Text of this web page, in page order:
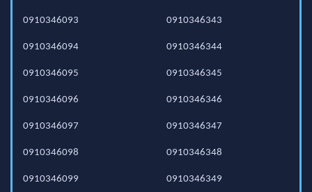
0910346093
0910346094
0910346095
0910346096
0910346097
0910346098
0910346099
0910346343
0910346344
0910346345
0910346346
0910346347
0910346348
0910346349